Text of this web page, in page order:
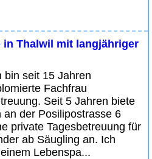
in Thalwil mit langjähriger
bin seit 15 Jahren
Fachfrau
Seit 5 Jahren biete
an der Posilipostrasse 6
private Tagesbetreuung für
ab Säugling an. Ich
Lebenspa...